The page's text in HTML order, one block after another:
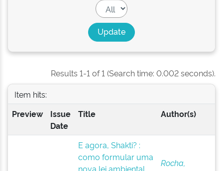
Results 1-1 of 1 (Search time: 0.002 seconds).
Item hits:
Preview
Issue
Date
Title Author(s)
E agora, Shakti? :
como formular uma
nova lei ambiental
Rocha,